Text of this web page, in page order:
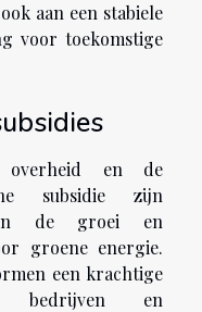
aan een stabiele
voor toekomstige
overheid en de
subsidie zijn
in de groei en
groene energie.
een krachtige
bedrijven en